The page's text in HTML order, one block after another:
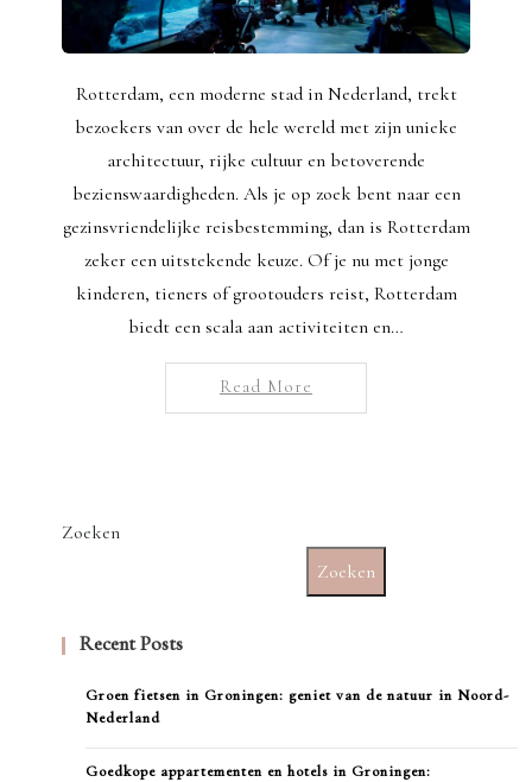
Rotterdam, een moderne stad in Nederland, trekt
bezoekers van over de hele wereld met zijn unieke
architectuur, rijke cultuur en betoverende
bezienswaardigheden. Als je op zoek bent naar een
gezinsvriendelijke reisbestemming, dan is Rotterdam
zeker een uitstekende keuze. Of je nu met jonge
kinderen, tieners of grootouders reist, Rotterdam
biedt een scala aan activiteiten en…
Read More
Zoeken
Zoeken
Recent Posts
Groen fietsen in Groningen: geniet van de natuur in Noord-
Nederland
Goedkope appartementen en hotels in Groningen: